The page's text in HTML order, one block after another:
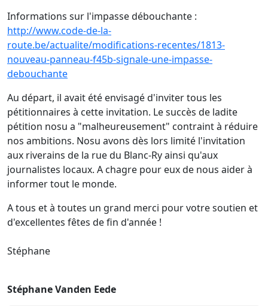
Informations sur l'impasse débouchante :
http://www.code-de-la-
route.be/actualite/modifications-recentes/1813-
nouveau-panneau-f45b-signale-une-impasse-
debouchante
Au départ, il avait été envisagé d'inviter tous les
pétitionnaires à cette invitation. Le succès de ladite
pétition nosu a "malheureusement" contraint à réduire
nos ambitions. Nosu avons dès lors limité l'invitation
aux riverains de la rue du Blanc-Ry ainsi qu'aux
journalistes locaux. A chagre pour eux de nous aider à
informer tout le monde.
A tous et à toutes un grand merci pour votre soutien et
d'excellentes fêtes de fin d'année !
Stéphane
Stéphane Vanden Eede